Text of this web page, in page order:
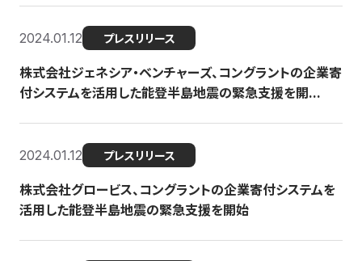
2024.01.12 プレスリリース
株式会社ジェネシア・ベンチャーズ、コングラントの企業寄
付システムを活用した能登半島地震の緊急支援を開...
2024.01.12 プレスリリース
株式会社グロービス、コングラントの企業寄付システムを
活用した能登半島地震の緊急支援を開始